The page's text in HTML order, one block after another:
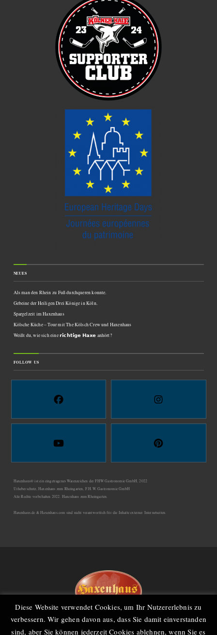
NEUES
Als man den Rhein zu Fuß durchqueren konnte.
Gebeine der Heiligen Drei Könige in Köln.
Spargelzeit im Haxenhaus
Kölsche Küche – Tour mit The Kölsch Crew und Haxenhaus
Weißt du, wie sich eine 𝗿𝗶𝗰𝗵𝘁𝗶𝗴𝗲 𝗛𝗮𝘅𝗲 anhört?
FOLLOW US
Haxenhaus® ist ein eingetragenes Warenzeichen der FHW Gastronomie GmbH, 2022
Urheberschutz, Haxenhaus zum Rheingarten, F.H.W. Gastronomie GmbH
Alle Rechte vorbehalten 2022. Haxenhaus zum Rheingarten.
Haxenhaus.de & Haxenhaus.com sind nicht verantwortlich für die Inhalte externer Internetseiten.
Diese Website verwendet Cookies, um Ihr Nutzererlebnis zu
verbessern. Wir gehen davon aus, dass Sie damit einverstanden
sind, aber Sie können jederzeit Cookies ablehnen, wenn Sie es